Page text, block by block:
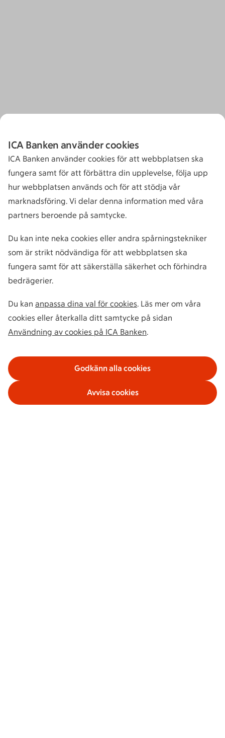
ICA Banken använder cookies
ICA Banken använder cookies för att webbplatsen ska
fungera samt för att förbättra din upplevelse, följa upp
hur webbplatsen används och för att stödja vår
marknadsföring. Vi delar denna information med våra
partners beroende på samtycke.
Du kan inte neka cookies eller andra spårningstekniker
som är strikt nödvändiga för att webbplatsen ska
fungera samt för att säkerställa säkerhet och förhindra
bedrägerier.
Du kan anpassa dina val för cookies. Läs mer om våra
cookies eller återkalla ditt samtycke på sidan
Användning av cookies på ICA Banken.
Godkänn alla cookies
Avvisa cookies